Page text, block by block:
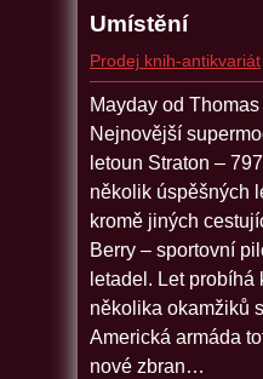
Umístění
Prodej knih-antikvariát
Mayday od
Nejnovější
letoun Straton –
několik úspěšných
kromě jiných
Berry – sportovní
letadel. Let
několika okamžiků
Americká armáda
nové zbran…